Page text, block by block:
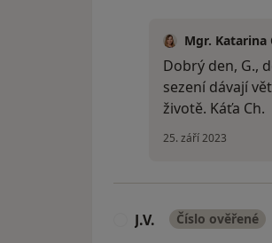
Mgr. Katarina
Dobrý den, G.,
sezení dávají
životě. Káťa Ch.
25. září 2023
J.V. Číslo ověřené